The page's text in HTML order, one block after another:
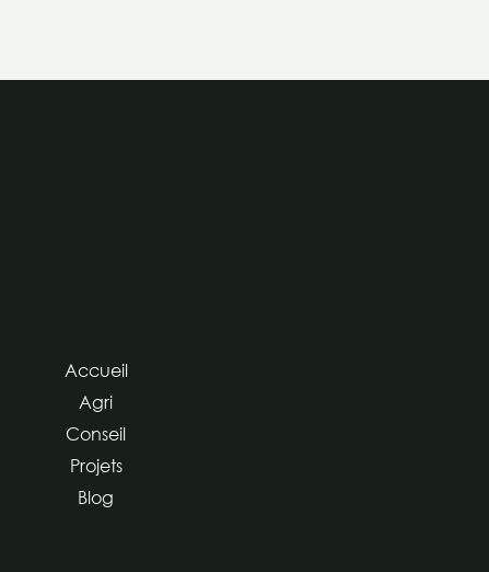
Accueil
Agri
Conseil
Projets
Blog